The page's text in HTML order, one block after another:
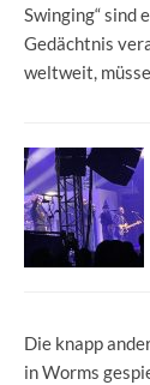
Swinging“ sind
Gedächtnis
weltweit,
Die knapp
in Worms